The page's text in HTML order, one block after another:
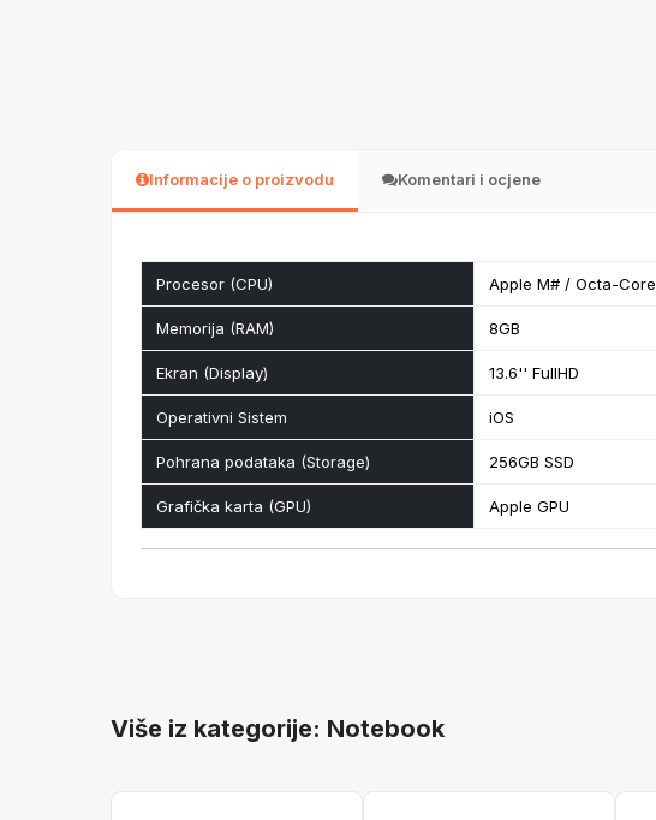
Informacije o proizvodu Komentari i ocjene
Procesor (CPU) Apple M# / Octa-Core
Memorija (RAM) 8GB
Ekran (Display) 13.6'' FullHD
Operativni Sistem iOS
Pohrana podataka (Storage) 256GB SSD
Grafička karta (GPU) Apple GPU
Više iz kategorije: Notebook